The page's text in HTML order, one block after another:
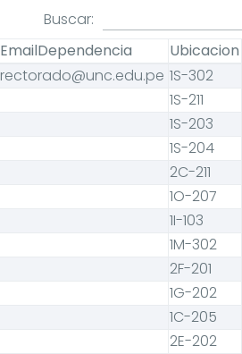
Buscar:
EmailDependencia Ubicacion
rectorado@unc.edu.pe 1S-302
1S-211
1S-203
1S-204
2C-211
1O-207
1I-103
1M-302
2F-201
1G-202
1C-205
2E-202